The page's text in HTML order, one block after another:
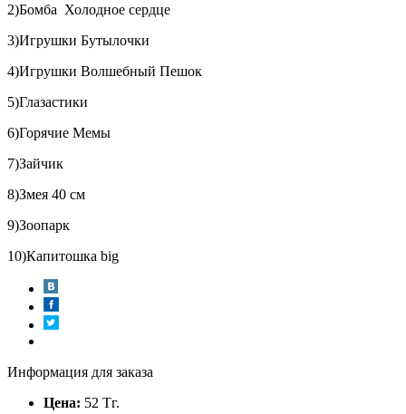
2)Бомба Холодное сердце
3)Игрушки Бутылочки
4)Игрушки Волшебный Пешок
5)Глазастики
6)Горячие Мемы
7)Зайчик
8)Змея 40 см
9)Зоопарк
10)Капитошка big
Информация для заказа
Цена: 52 Тг.